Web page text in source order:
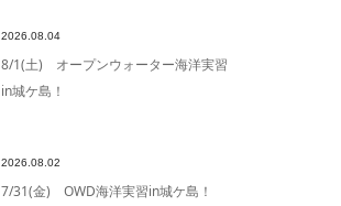
2026.08.04
8/1(土) オープンウォーター海洋実習
in城ケ島！
2026.08.02
7/31(金) OWD海洋実習in城ケ島！